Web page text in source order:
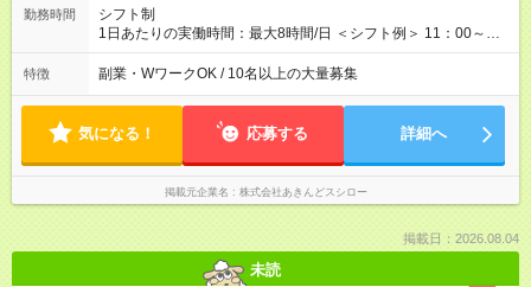
す。 ＜水準以上の収入を得られる環境！＞ 全社員の平均年収は
603万円（平均月給38万9000円／2025年度実績）で、店長の平
らに自己負担額2万円の寮や各種手当があるため「前職より貯金
できている」と話す社員が多くいます！ 【試用期間】試用期間
あり 試用期間の長さ：3ヶ月 雇用形態、給与は本採用時と同じ
です。
勤務時間
シフト制
1日あたりの実働時間：最大8時間/日 ＜シフト例＞ 11：00～
20：00、12：00～21：00、15：00～24：00 ※1ヶ月単位の変
形労働時間制（週平均実働40時間） ◎残業は月30h程度。1店舗
出勤前にジムに通う社員も多くいま す。繁忙期以外は1日通して
働くことがほぼありません！
特徴 副業・WワークOK / 10名以上の大量募集
気になる！ 応募する 詳細へ
掲載元企業名 株式会社あきんどスシロー
掲載日：2026.08.04
未読